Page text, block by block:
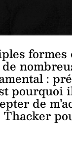
formes
:
pourquoi
de
Thacker